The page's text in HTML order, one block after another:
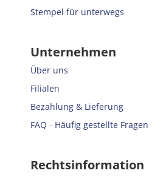
Stempel für unterwegs
Unternehmen
Über uns
Filialen
Bezahlung & Lieferung
FAQ - Häufig gestellte Fragen
Rechtsinformation